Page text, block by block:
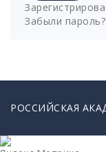
Забыли пароль?
РОССИЙСКАЯ